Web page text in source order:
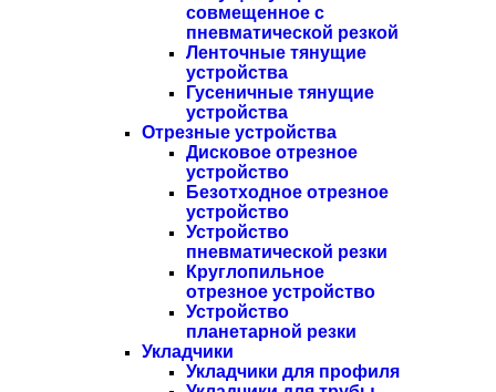
совмещенное с
пневматической резкой
Ленточные тянущие
устройства
Гусеничные тянущие
устройства
Отрезные устройства
Дисковое отрезное
устройство
Безотходное отрезное
устройство
Устройство
пневматической резки
Круглопильное
отрезное устройство
Устройство
планетарной резки
Укладчики
Укладчики для профиля